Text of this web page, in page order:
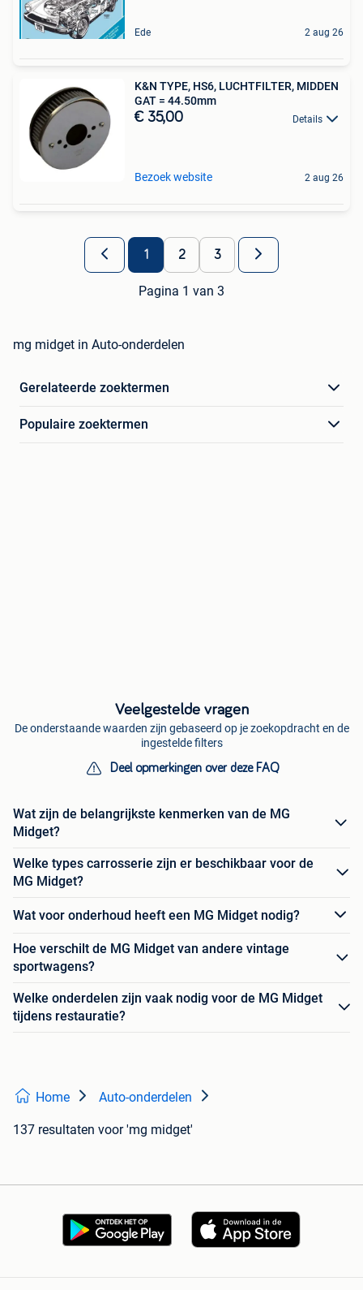
Ede 2 aug 26
K&N TYPE, HS6, LUCHTFILTER, MIDDEN
GAT = 44.50mm
€ 35,00 Details
Bezoek website 2 aug 26
1 2 3
Pagina 1 van 3
mg midget in Auto-onderdelen
Gerelateerde zoektermen
Populaire zoektermen
Veelgestelde vragen
De onderstaande waarden zijn gebaseerd op je zoekopdracht en de
ingestelde filters
Deel opmerkingen over deze FAQ
Wat zijn de belangrijkste kenmerken van de MG
Midget?
Welke types carrosserie zijn er beschikbaar voor de
MG Midget?
Wat voor onderhoud heeft een MG Midget nodig?
Hoe verschilt de MG Midget van andere vintage
sportwagens?
Welke onderdelen zijn vaak nodig voor de MG Midget
tijdens restauratie?
Home Auto-onderdelen
137 resultaten voor 'mg midget'